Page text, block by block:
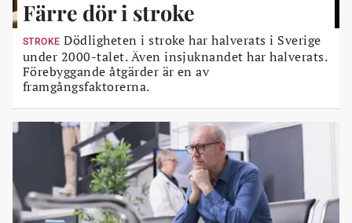
Färre dör i stroke
STROKE Dödligheten i stroke har halverats i Sverige
under 2000-talet. Även insjuknandet har halverats.
Förebyggande åtgärder är en av
framgångsfaktorerna.